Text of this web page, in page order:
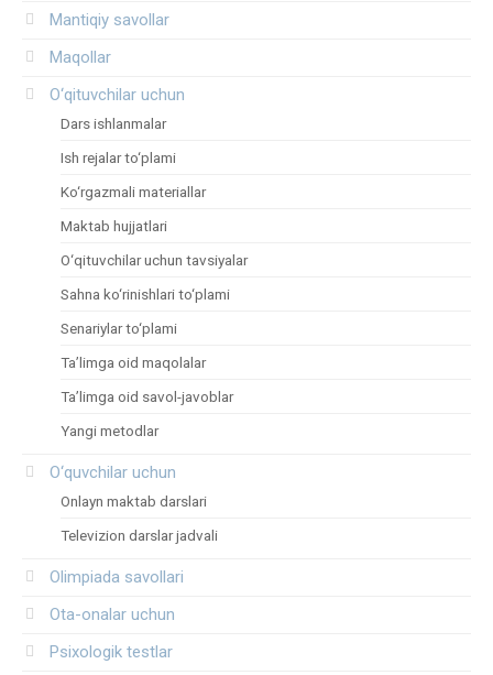
Mantiqiy savollar
Maqollar
O‘qituvchilar uchun
Dars ishlanmalar
Ish rejalar to‘plami
Ko‘rgazmali materiallar
Maktab hujjatlari
O‘qituvchilar uchun tavsiyalar
Sahna ko‘rinishlari to‘plami
Senariylar to‘plami
Ta’limga oid maqolalar
Ta’limga oid savol-javoblar
Yangi metodlar
O‘quvchilar uchun
Onlayn maktab darslari
Televizion darslar jadvali
Olimpiada savollari
Ota-onalar uchun
Psixologik testlar